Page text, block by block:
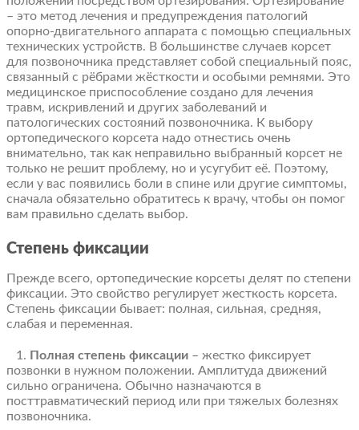
– это метод лечения и предупреждения патологий
опорно-двигательного аппарата с помощью специальных
технических устройств. В большинстве случаев корсет
для позвоночника представляет собой специальный пояс,
связанный с рёбрами жёсткости и особыми ремнями. Это
медицинское приспособление создано для лечения
травм, искривлений и других заболеваний и
патологических состояний позвоночника. К выбору
ортопедического корсета надо отнестись очень
внимательно, так как неправильно выбранный корсет не
только не решит проблему, но и усугубит её. Поэтому,
если у вас появились боли в спине или другие симптомы,
сначала обязательно обратитесь к врачу, чтобы он помог
вам правильно сделать выбор.
Степень фиксации
Прежде всего, ортопедические корсеты делят по степени
фиксации. Это свойство регулирует жесткость корсета.
Степень фиксации бывает: полная, сильная, средняя,
слабая и переменная.
1. Полная степень фиксации – жестко фиксирует
позвонки в нужном положении. Амплитуда движений
сильно ограничена. Обычно назначаются в
посттравматический период или при тяжелых болезнях
позвоночника.